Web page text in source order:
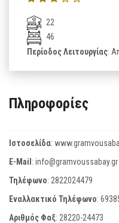
22
46
Περίοδος Λειτουργίας:
Πληροφορίες
Ιστοσελίδα:
E-Mail: info@gramvoussabay.gr
Τηλέφωνο: 2822024479
Εναλλακτικό Τηλέφωνο:
Αριθμός Φαξ: 28220-24473